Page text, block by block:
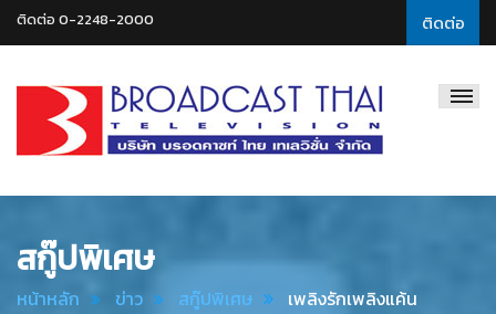
ติดต่อ
ติดต่อ 0-2248-2000
Thai
สกู๊ปพิเศษ
หน้าหลัก ข่าว สกู๊ปพิเศษ เพลิงรักเพลิงแค้น